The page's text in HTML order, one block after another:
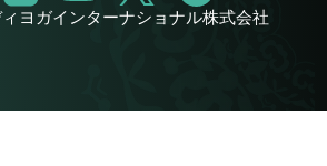
ヨガインターナショナル株式会社